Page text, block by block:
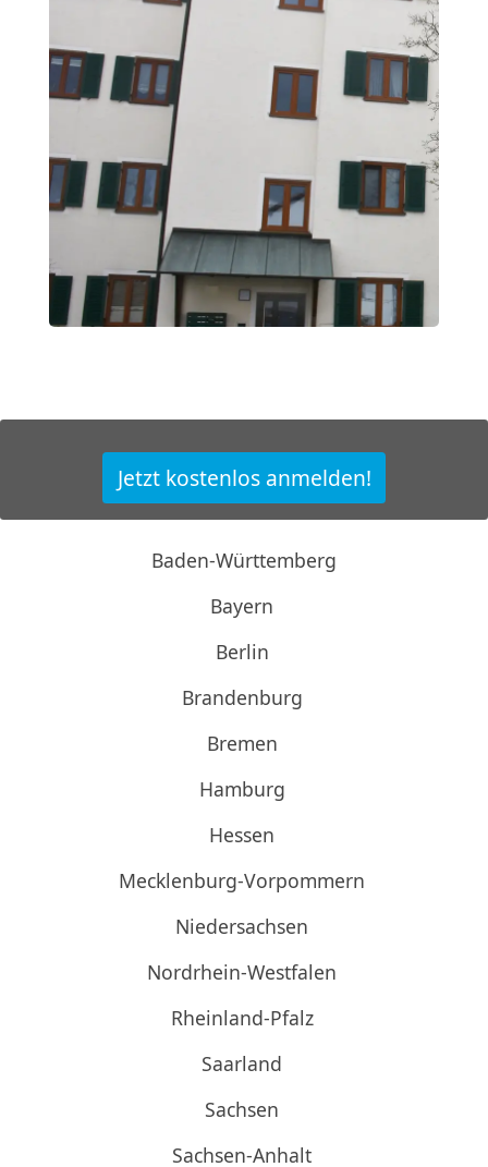
Jetzt kostenlos anmelden!
Baden-Württemberg
Bayern
Berlin
Brandenburg
Bremen
Hamburg
Hessen
Mecklenburg-Vorpommern
Niedersachsen
Nordrhein-Westfalen
Rheinland-Pfalz
Saarland
Sachsen
Sachsen-Anhalt